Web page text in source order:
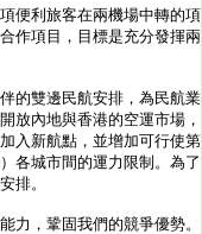
便利旅客在兩機場中轉的項
作項目，目標是充分發揮兩
的雙邊民航安排，為民航業
放內地與香港的空運市場，
入新航點，並增加可行使第
各城市間的運力限制。為了
排。
，鞏固我們的競爭優勢。